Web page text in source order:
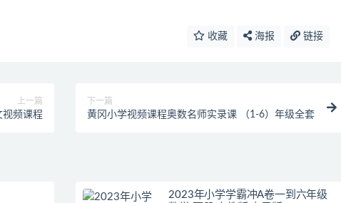
收藏 海报 链接
上一篇
视频课程
下一篇
黄冈小学视频课程奥数名师实录课 （1-6）年级全套
2023年小学学霸冲A卷一到六年级